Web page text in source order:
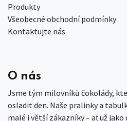
Produkty
Všeobecné obchodní podmínky
Kontaktujte nás
O nás
Jsme tým milovníků čokolády,
osladit den. Naše pralinky a
malé i větší zákazníky – ať už